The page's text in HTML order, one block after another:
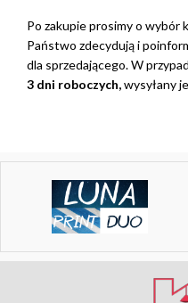
Po zakupie prosimy o wybór
Państwo zdecydują i
dla sprzedającego. W
3 dni roboczych,wysyłany